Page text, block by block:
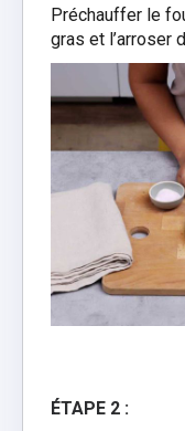
Préchauffer le
gras et l’arroser
ÉTAPE 2 :